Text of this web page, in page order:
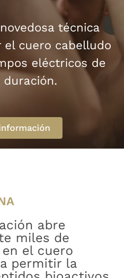
técnica
el cuero cabelludo
eléctricos de
duración.
abre
miles de
el cuero
permitir la